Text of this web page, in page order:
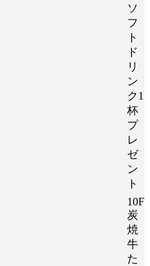
ソ
フ
ト
ド
リ
ン
ク1
杯
プ
レ
ゼ
ン
ト
10F
炭
焼
牛
た